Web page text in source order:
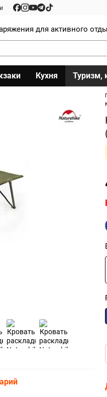
для активного
Кухня Туризм,